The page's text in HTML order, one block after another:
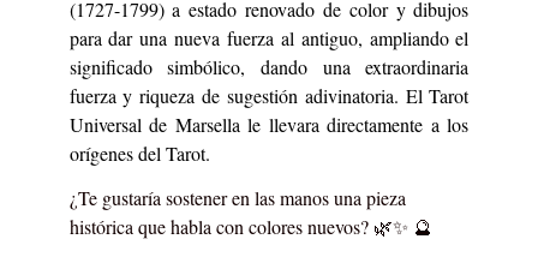
(1727-1799) a estado renovado de color y dibujos
para dar una nueva fuerza al antiguo, ampliando el
significado simbólico, dando una extraordinaria
fuerza y riqueza de sugestión adivinatoria. El Tarot
Universal de Marsella le llevara directamente a los
orígenes del Tarot.
¿Te gustaría sostener en las manos una pieza
histórica que habla con colores nuevos? 🌿✨ 🔮